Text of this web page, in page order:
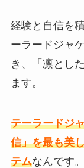
経験と自信を
ーラードジャ
き、「凛とし
ます。
テーラードジ
信」を最も美
テムなんです。